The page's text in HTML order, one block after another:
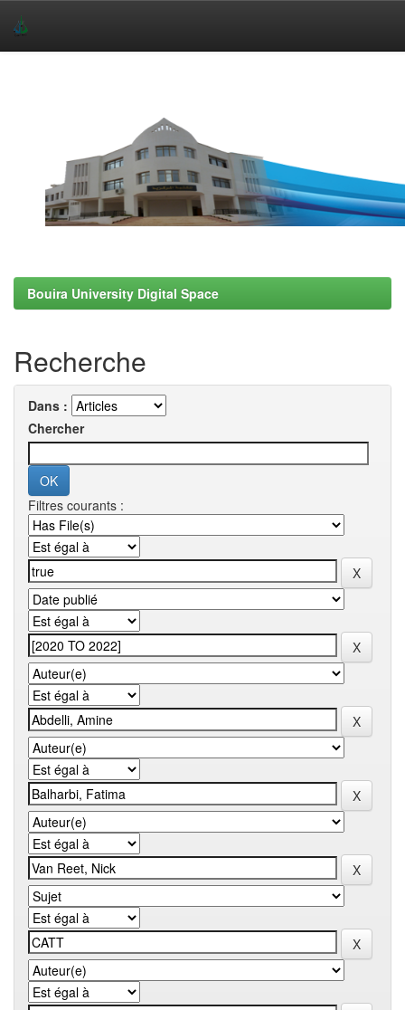
Bouira University Digital Space
Recherche
Dans :
Chercher
Filtres courants :